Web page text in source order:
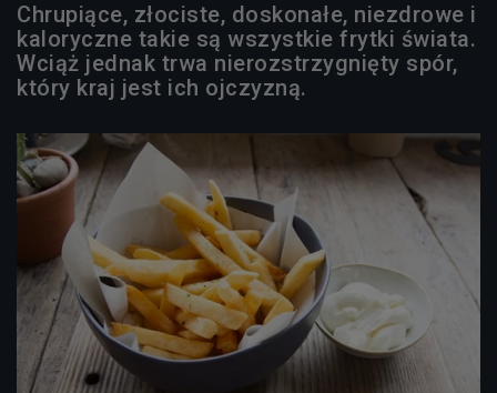
Chrupiące, złociste, doskonałe, niezdrowe i
kaloryczne takie są wszystkie frytki świata.
Wciąż jednak trwa nierozstrzygnięty spór,
który kraj jest ich ojczyzną.